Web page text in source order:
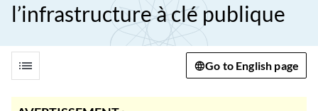
l’infrastructure à clé publique
list Go to English page